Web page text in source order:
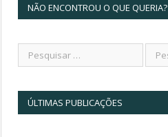
NÃO ENCONTROU O QUE QUERIA?
ÚLTIMAS PUBLICAÇÕES